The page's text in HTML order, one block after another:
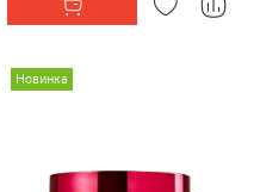
Новинка